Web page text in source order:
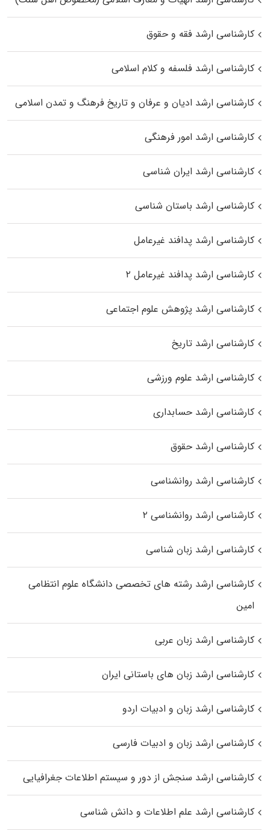
کارشناسی ارشد فقه و حقوق
کارشناسی ارشد فلسفه و کلام اسلامی
کارشناسی ارشد ادیان و عرفان و تاریخ فرهنگ و تمدن اسلامی
کارشناسی ارشد امور فرهنگی
کارشناسی ارشد ایران شناسی
کارشناسی ارشد باستان شناسی
کارشناسی ارشد پدافند غیرعامل
کارشناسی ارشد پدافند غیرعامل ۲
کارشناسی ارشد پژوهش علوم اجتماعی
کارشناسی ارشد تاریخ
کارشناسی ارشد علوم ورزشی
کارشناسی ارشد حسابداری
کارشناسی ارشد حقوق
کارشناسی ارشد روانشناسی
کارشناسی ارشد روانشناسی ۲
کارشناسی ارشد زبان شناسی
کارشناسی ارشد رﺷﺘﻪ ﻫﺎی تخصصی داﻧﺸﮕﺎه ﻋﻠﻮم انتظامی
اﻣﻴﻦ
کارشناسی ارشد زبان عربی
کارشناسی ارشد زبان‌ های باستانی ایران
کارشناسی ارشد زبان و ادبیات اردو
کارشناسی ارشد زبان و ادبیات فارسی
کارشناسی ارشد سنجش از دور و سیستم اطلاعات جغرافیایی
کارشناسی ارشد علم اطلاعات و دانش شناسی